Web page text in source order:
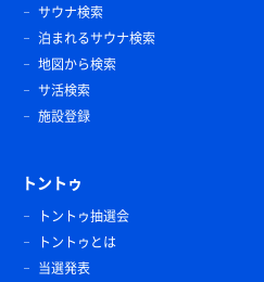
サウナ検索
泊まれるサウナ検索
地図から検索
サ活検索
施設登録
トントゥ
トントゥ抽選会
トントゥとは
当選発表